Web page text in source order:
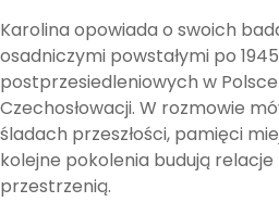
Karolina opowiada o swoich
osadniczymi powstałymi po
postprzesiedleniowych w
Czechosłowacji. W rozmowie
śladach przeszłości, pamięci
kolejne pokolenia budują relacje
przestrzenią.